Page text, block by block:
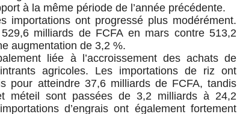
à la même période de l’année précédente.
importations ont progressé plus modérément.
milliards de FCFA en mars contre 513,2
augmentation de 3,2 %.
liée à l’accroissement des achats de
agricoles. Les importations de riz ont
pour atteindre 37,6 milliards de FCFA, tandis
méteil sont passées de 3,2 milliards à 24,2
d’engrais ont également fortement